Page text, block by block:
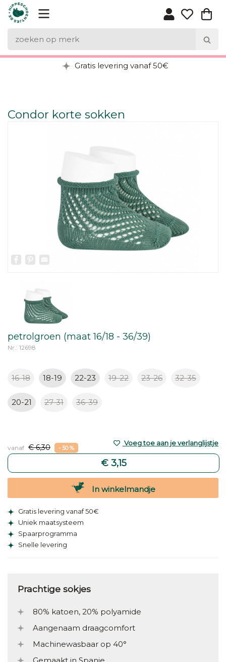
Gratis levering vanaf 50€
Condor korte sokken
Facebook
Pinterest
petrolgroen (maat 16/18 - 36/39)
Nr.: 12698
16-18 18-19 22-23 19-22 23-26 32-35
20-21 27-31 36-39
vanaf € 6,30 - 50 %
€ 3,15
Voeg toe aan je verlanglijstje
In winkelmandje
Gratis levering vanaf 50€
Uniek maatsysteem
Spaarprogramma
Snelle levering
Prachtige sokjes
80% katoen, 20% polyamide
Aangenaam draagcomfort
Machinewasbaar op 40°